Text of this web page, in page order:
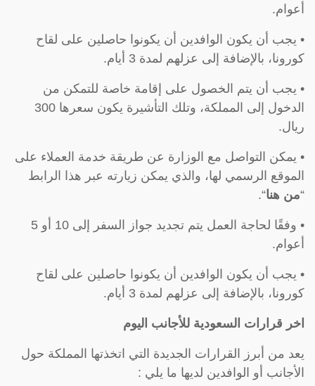
أعوام.
• يجب أن يكون الوافدين أن يكونوا حاصلين على لقاح
كورونا، بالإضافة إلى عزلهم لمدة 3 أيام.
• يجب أن يتم الخصول على إقامة خاصة للتمكن من
الدخول إلى المملكة، وتلك التأشيرة يكون سعرها 300
ريال.
• يمكن التواصل مع الوزارة عن طريقة خدمة العملاء على
الموقع الرسمي لها، والذي يمكن زيارته عبر هذا الرابط
“من هنا“.
• وفقًا لحاجة العمل يتم تجديد جواز السفر إلى 10 أو 5
أعوام.
• يجب أن يكون الوافدين أن يكونوا حاصلين على لقاح
كورونا، بالإضافة إلى عزلهم لمدة 3 أيام.
اخر قرارات السعودية للأجانب اليوم
يعد من أبرز القرارات الجديدة التي اتخذتها المملكة حول
الأجانب أو الوافدين لديها ما يلي :